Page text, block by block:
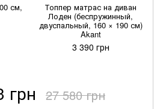
см, Топпер матрас на диван
Лоден (беспружинный,
двуспальный, 160 × 190 см)
Akant
3 390 грн
грн 27 580 грн